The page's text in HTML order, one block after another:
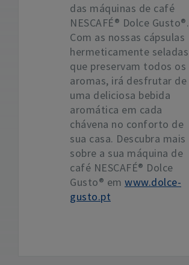
das máquinas de café
NESCAFÉ® Dolce Gusto®.
Com as nossas cápsulas
hermeticamente seladas
que preservam todos os
aromas, irá desfrutar de
uma deliciosa bebida
aromática em cada
chávena no conforto de
sua casa. Descubra mais
sobre a sua máquina de
café NESCAFÉ® Dolce
Gusto® em www.dolce-
gusto.pt